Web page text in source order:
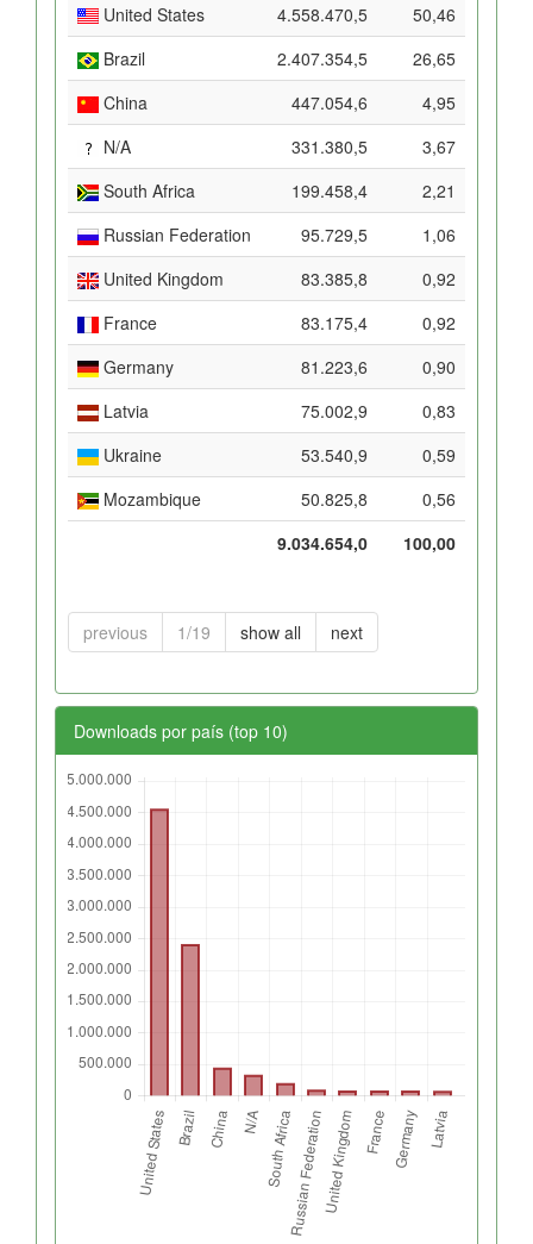
United States
4.558.470,5
50,46
Brazil
2.407.354,5
26,65
China
447.054,6
4,95
N/A
331.380,5
3,67
South Africa
199.458,4
2,21
Russian Federation
95.729,5
1,06
United Kingdom
83.385,8
0,92
France
83.175,4
0,92
Germany
81.223,6
0,90
Latvia
75.002,9
0,83
Ukraine
53.540,9
0,59
Mozambique
50.825,8
0,56
9.034.654,0
100,00
previous 1/19 show all next
Downloads por país (top 10)